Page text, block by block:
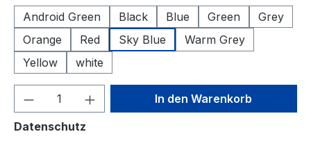
Android Green
Black Blue Green
Grey
Orange
Red Sky Blue
Warm Grey
Yellow
white
Produkt Anzahl: Gib denIn den Warenkorb
Datenschutz